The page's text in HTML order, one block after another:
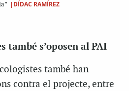
|DÍDAC RAMÍREZ
també s’oposen al PAI
també han
contra el projecte, entre